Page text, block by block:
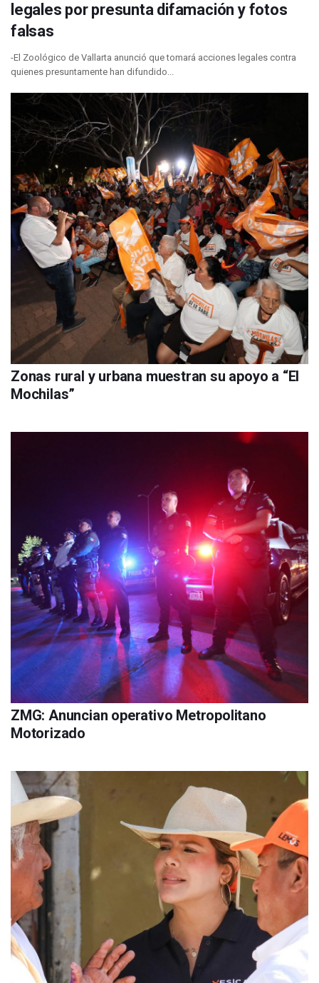
legales por presunta difamación y fotos
falsas
-El Zoológico de Vallarta anunció que tomará acciones legales contra
quienes presuntamente han difundido...
Zonas rural y urbana muestran su apoyo a “El
Mochilas”
ZMG: Anuncian operativo Metropolitano
Motorizado